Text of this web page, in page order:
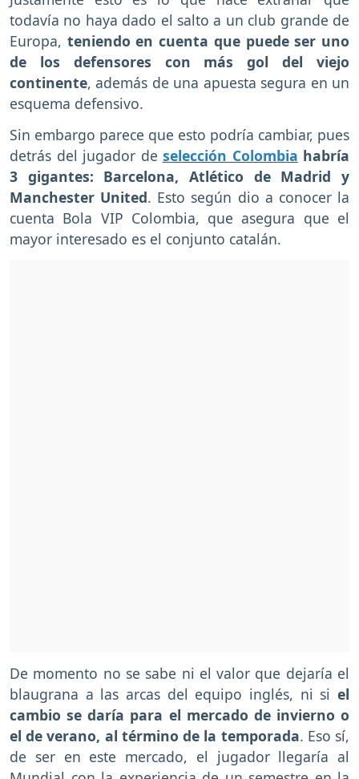
todavía no haya dado el salto a un club grande de
Europa, teniendo en cuenta que puede ser uno
de los defensores con más gol del viejo
continente, además de una apuesta segura en un
esquema defensivo.
Sin embargo parece que esto podría cambiar, pues
detrás del jugador de selección Colombia habría
3 gigantes: Barcelona, Atlético de Madrid y
Manchester United. Esto según dio a conocer la
cuenta Bola VIP Colombia, que asegura que el
mayor interesado es el conjunto catalán.
De momento no se sabe ni el valor que dejaría el
blaugrana a las arcas del equipo inglés, ni si el
cambio se daría para el mercado de invierno o
el de verano, al término de la temporada. Eso sí,
de ser en este mercado, el jugador llegaría al